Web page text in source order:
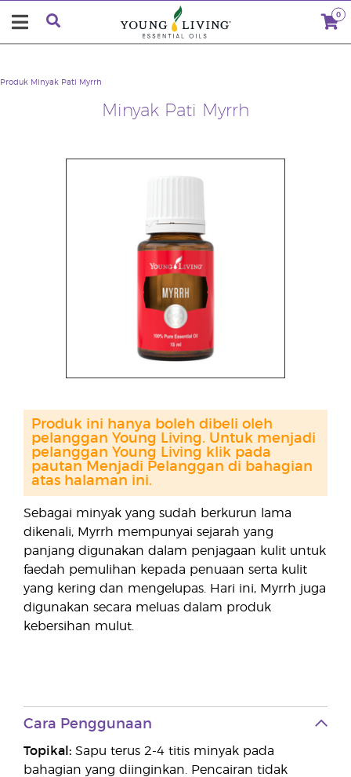
0
Minyak Pati Myrrh
Produk Minyak Pati Myrrh
Sebagai minyak yang sudah berkurun lama
dikenali, Myrrh mempunyai sejarah yang
panjang digunakan dalam penjagaan kulit untuk
faedah pemulihan kepada penuaan serta kulit
yang kering dan mengelupas. Hari ini, Myrrh juga
digunakan secara meluas dalam produk
kebersihan mulut.
Produk ini hanya boleh dibeli oleh
pelanggan Young Living. Untuk menjadi
pelanggan Young Living klik pada
pautan Menjadi Pelanggan di bahagian
atas halaman ini.
Cara Penggunaan
Topikal: Sapu terus 2-4 titis minyak pada
bahagian yang diinginkan. Pencairan tidak